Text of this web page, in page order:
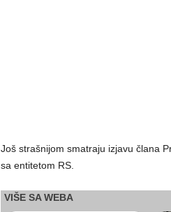
Još strašnijom smatraju izjavu člana
sa entitetom RS.